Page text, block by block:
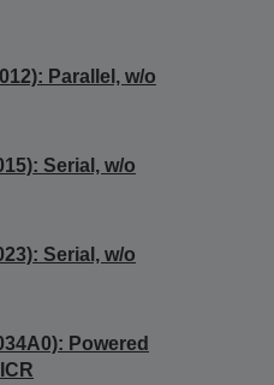
Parallel, w/o
Serial, w/o
Serial, w/o
Powered